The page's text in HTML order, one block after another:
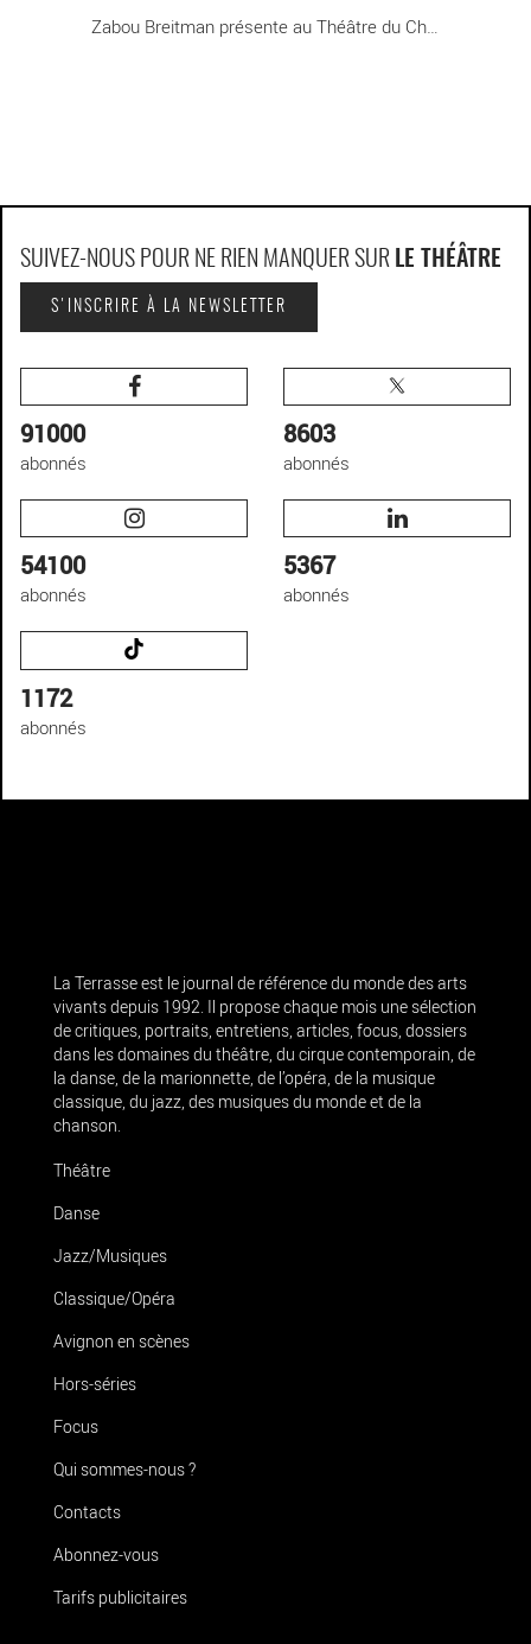
Zabou Breitman présente au Théâtre du Chêne [...]
SUIVEZ-NOUS POUR NE RIEN MANQUER SUR LE THÉÂTRE
S'INSCRIRE À LA NEWSLETTER
91000
abonnés
8603
abonnés
54100
abonnés
5367
abonnés
1172
abonnés
La Terrasse est le journal de référence du monde des arts
vivants depuis 1992. Il propose chaque mois une sélection
de critiques, portraits, entretiens, articles, focus, dossiers
dans les domaines du théâtre, du cirque contemporain, de
la danse, de la marionnette, de l’opéra, de la musique
classique, du jazz, des musiques du monde et de la
chanson.
Théâtre
Danse
Jazz/Musiques
Classique/Opéra
Avignon en scènes
Hors-séries
Focus
Qui sommes-nous ?
Contacts
Abonnez-vous
Tarifs publicitaires